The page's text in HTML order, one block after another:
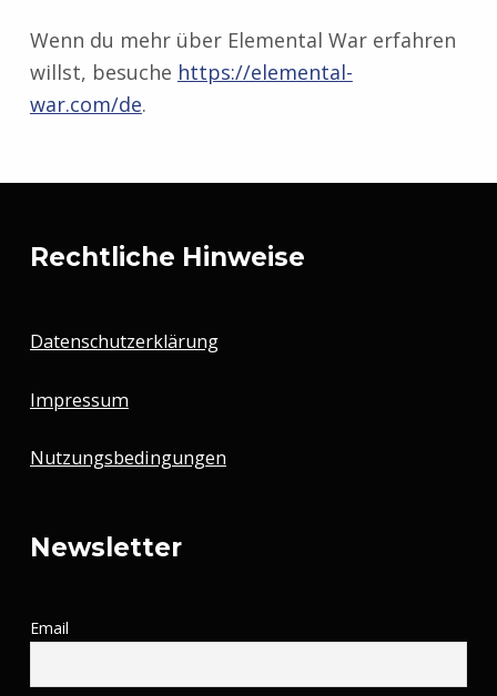
Wenn du mehr über Elemental War erfahren
willst, besuche https://elemental-
war.com/de.
Zurück zur Hauptnavigation springen
Rechtliche Hinweise
Datenschutzerklärung
Impressum
Nutzungsbedingungen
Newsletter
Email